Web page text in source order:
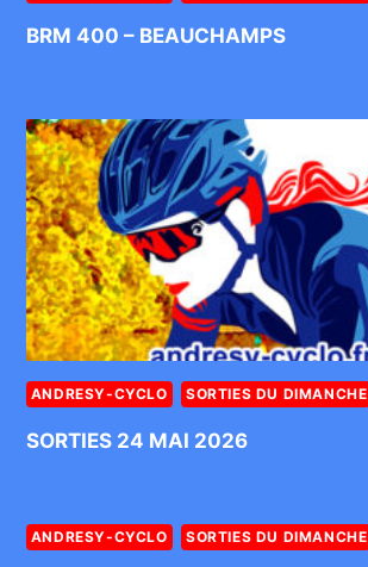
BRM 400 – BEAUCHAMPS
ANDRESY-CYCLO SORTIES DU DIMANCHE
SORTIES 24 MAI 2026
ANDRESY-CYCLO SORTIES DU DIMANCHE